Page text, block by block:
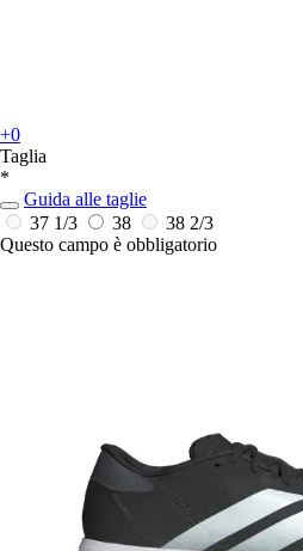
+0
Taglia
*
Guida alle taglie
37 1/3
38
38 2/3
Questo campo è obbligatorio